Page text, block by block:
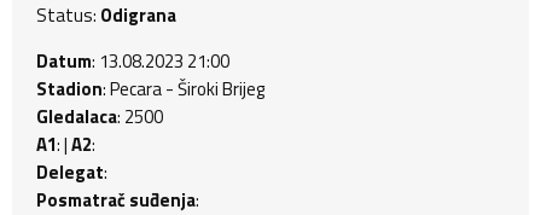
Status: Odigrana
Datum: 13.08.2023 21:00
Stadion: Pecara - Široki Brijeg
Gledalaca: 2500
A1: |A2:
Delegat:
Posmatrač suđenja: